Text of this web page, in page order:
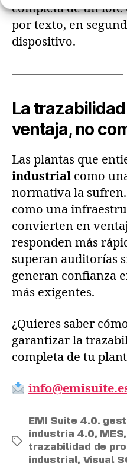
completa de un
por texto, en
dispositivo.
La
ventaja, no
Las plantas que
industrial como
normativa la
como una
convierten en
responden más
superan auditorías
generan confianza
más exigentes.
¿Quieres saber
garantizar la
completa de tu
EMI Suite 4.0,
industria 4.0, MES,
trazabilidad de
industrial, Visual